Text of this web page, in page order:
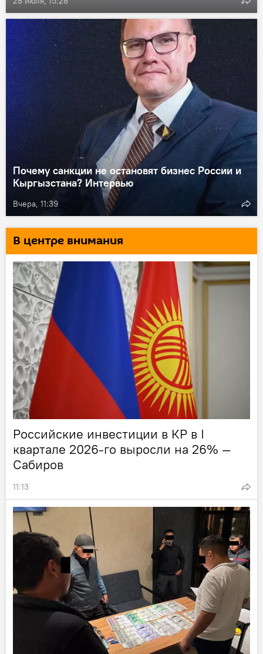
Почему санкции не остановят бизнес России и
Кыргызстана? Интервью
Вчера, 11:39
В центре внимания
Российские инвестиции в КР в I
квартале 2026-го выросли на 26% —
Сабиров
11:13